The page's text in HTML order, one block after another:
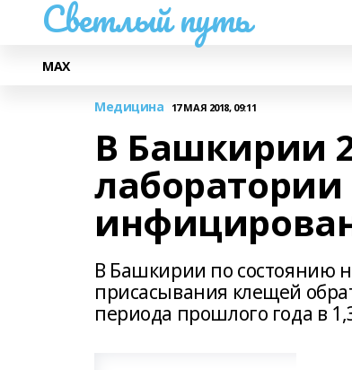
Светлый путь
МАХ
Медицина 17 МАЯ 2018, 09:11
В Башкирии
В Башкирии по состоянию
присасывания клещей
периода прошлого года в